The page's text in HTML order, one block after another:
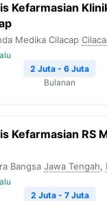
Kefarmasian
Medika Cilacap
2 Juta - 6 Juta
Bulanan
Kefarmasian RS
Bangsa Jawa Tengah,
2 Juta - 7 Juta